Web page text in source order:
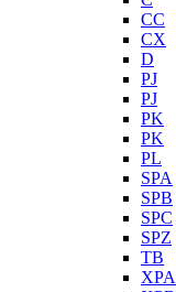
CC
CX
D
PJ
PJ
PK
PK
PL
SPA
SPB
SPC
SPZ
TB
XPA